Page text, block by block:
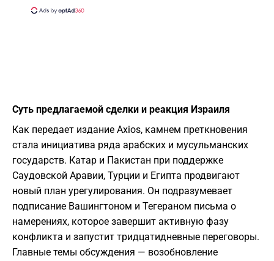
Суть предлагаемой сделки и реакция Израиля
​Как передает издание Axios, камнем преткновения
стала инициатива ряда арабских и мусульманских
государств. Катар и Пакистан при поддержке
Саудовской Аравии, Турции и Египта продвигают
новый план урегулирования. Он подразумевает
подписание Вашингтоном и Тегераном письма о
намерениях, которое завершит активную фазу
конфликта и запустит тридцатидневные переговоры.
Главные темы обсуждения — возобновление